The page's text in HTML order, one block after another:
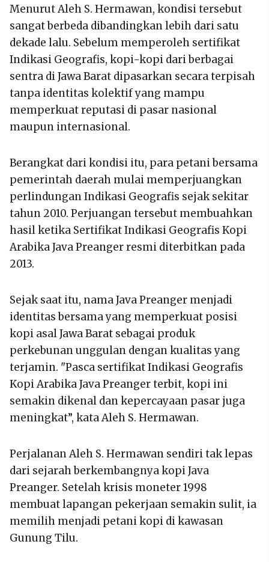
Menurut Aleh S. Hermawan, kondisi tersebut
sangat berbeda dibandingkan lebih dari satu
dekade lalu. Sebelum memperoleh sertifikat
Indikasi Geografis, kopi-kopi dari berbagai
sentra di Jawa Barat dipasarkan secara terpisah
tanpa identitas kolektif yang mampu
memperkuat reputasi di pasar nasional
maupun internasional.
Berangkat dari kondisi itu, para petani bersama
pemerintah daerah mulai memperjuangkan
perlindungan Indikasi Geografis sejak sekitar
tahun 2010. Perjuangan tersebut membuahkan
hasil ketika Sertifikat Indikasi Geografis Kopi
Arabika Java Preanger resmi diterbitkan pada
2013.
Sejak saat itu, nama Java Preanger menjadi
identitas bersama yang memperkuat posisi
kopi asal Jawa Barat sebagai produk
perkebunan unggulan dengan kualitas yang
terjamin. "Pasca sertifikat Indikasi Geografis
Kopi Arabika Java Preanger terbit, kopi ini
semakin dikenal dan kepercayaan pasar juga
meningkat”, kata Aleh S. Hermawan.
Perjalanan Aleh S. Hermawan sendiri tak lepas
dari sejarah berkembangnya kopi Java
Preanger. Setelah krisis moneter 1998
membuat lapangan pekerjaan semakin sulit, ia
memilih menjadi petani kopi di kawasan
Gunung Tilu.